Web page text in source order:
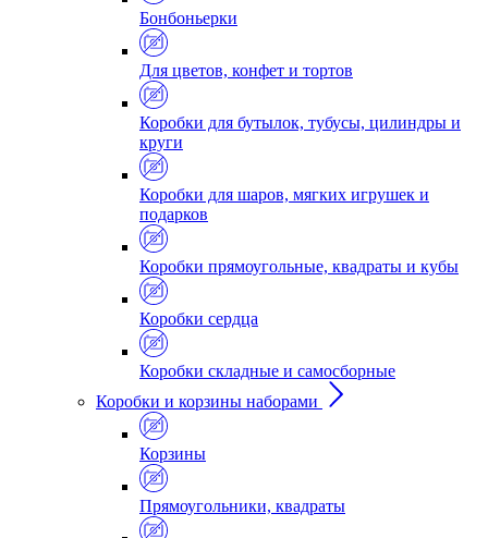
Бонбоньерки
Для цветов, конфет и тортов
Коробки для бутылок, тубусы, цилиндры и
круги
Коробки для шаров, мягких игрушек и
подарков
Коробки прямоугольные, квадраты и кубы
Коробки сердца
Коробки складные и самосборные
Коробки и корзины наборами
Корзины
Прямоугольники, квадраты